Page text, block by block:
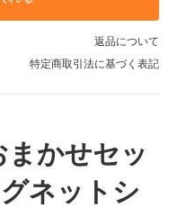
返品について
特定商取引法に基づく表記
まかせセッ
ネットシ